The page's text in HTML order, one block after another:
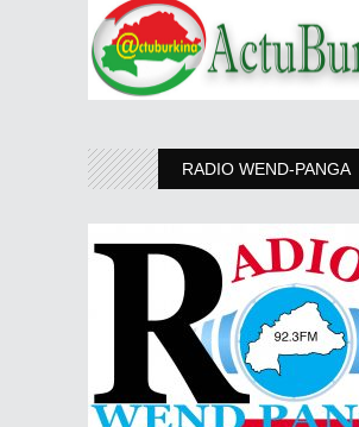
RADIO WEND-PANGA